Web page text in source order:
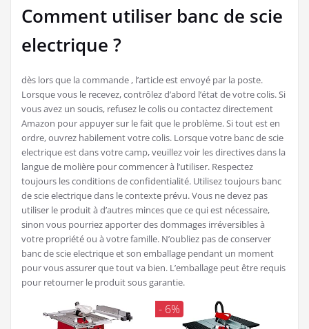
Comment utiliser banc de scie
electrique ?
dès lors que la commande , l’article est envoyé par la poste.
Lorsque vous le recevez, contrôlez d’abord l’état de votre colis. Si
vous avez un soucis, refusez le colis ou contactez directement
Amazon pour appuyer sur le fait que le problème. Si tout est en
ordre, ouvrez habilement votre colis. Lorsque votre banc de scie
electrique est dans votre camp, veuillez voir les directives dans la
langue de molière pour commencer à l’utiliser. Respectez
toujours les conditions de confidentialité. Utilisez toujours banc
de scie electrique dans le contexte prévu. Vous ne devez pas
utiliser le produit à d’autres minces que ce qui est nécessaire,
sinon vous pourriez apporter des dommages irréversibles à
votre propriété ou à votre famille. N’oubliez pas de conserver
banc de scie electrique et son emballage pendant un moment
pour vous assurer que tout va bien. L’emballage peut être requis
pour retourner le produit sous garantie.
- 6%